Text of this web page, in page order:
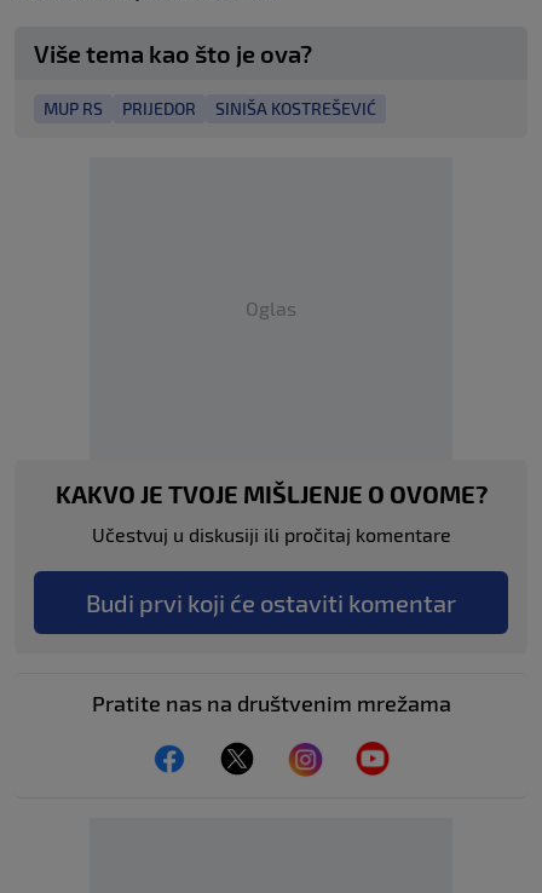
Više tema kao što je ova?
MUP RS PRIJEDOR SINIŠA KOSTREŠEVIĆ
Oglas
KAKVO JE TVOJE MIŠLJENJE O OVOME?
Učestvuj u diskusiji ili pročitaj komentare
Budi prvi koji će ostaviti komentar
Pratite nas na društvenim mrežama